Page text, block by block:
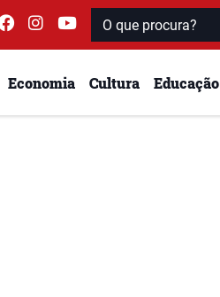
Economia Cultura Educação